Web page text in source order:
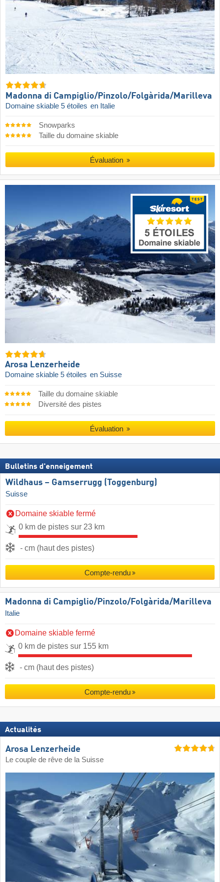
Madonna di Campiglio/​Pinzolo/​Folgàrida/​Marilleva
Domaine skiable 5 étoiles en Italie
Snowparks
Taille du domaine skiable
Évaluation
Arosa Lenzerheide
Domaine skiable 5 étoiles en Suisse
Taille du domaine skiable
Diversité des pistes
Évaluation
Bulletins d'enneigement
Wildhaus – Gamserrugg (Toggenburg)
Suisse
Domaine skiable fermé
0 km de pistes sur 23 km
- cm (haut des pistes)
Compte-rendu
Madonna di Campiglio/​Pinzolo/​Folgàrida/​Marilleva
Italie
Domaine skiable fermé
0 km de pistes sur 155 km
- cm (haut des pistes)
Compte-rendu
Actualités
Arosa Lenzerheide
Le couple de rêve de la Suisse